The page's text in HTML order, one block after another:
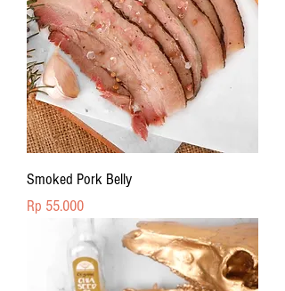
Smoked Pork Belly
Price
Rp 55.000